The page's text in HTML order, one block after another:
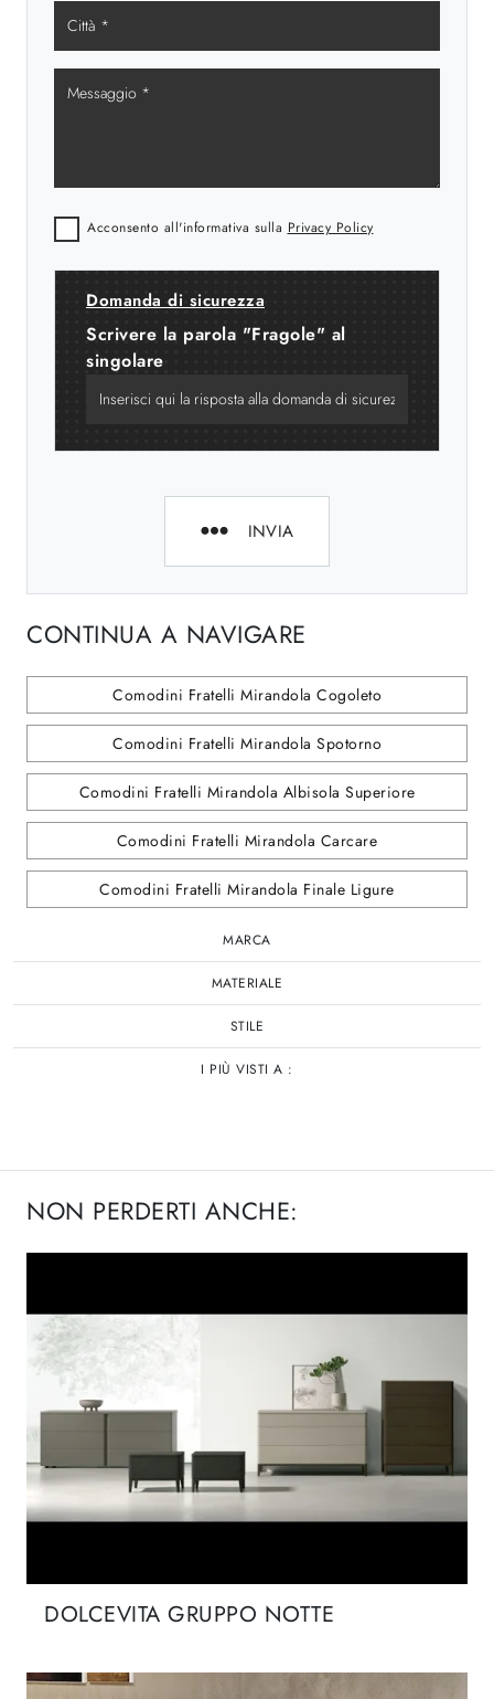
Acconsento all'informativa sulla Privacy Policy
Domanda di sicurezza
Scrivere la parola "Fragole" al
singolare
INVIA
CONTINUA A NAVIGARE
Comodini Fratelli Mirandola Cogoleto
Comodini Fratelli Mirandola Spotorno
Comodini Fratelli Mirandola Albisola Superiore
Comodini Fratelli Mirandola Carcare
Comodini Fratelli Mirandola Finale Ligure
MARCA
MATERIALE
STILE
I PIÙ VISTI A :
NON PERDERTI ANCHE:
DOLCEVITA GRUPPO NOTTE